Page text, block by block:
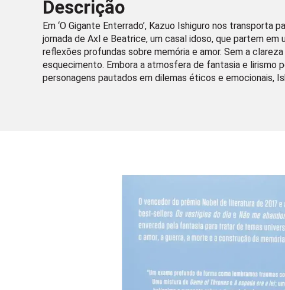
Descrição
Em ‘O Gigante Enterrado’, Kazuo Ishiguro nos
jornada de Axl e Beatrice, um casal idoso, que partem
reflexões profundas sobre memória e amor. Sem a
esquecimento. Embora a atmosfera de fantasia e lirismo
personagens pautados em dilemas éticos e emocionais,